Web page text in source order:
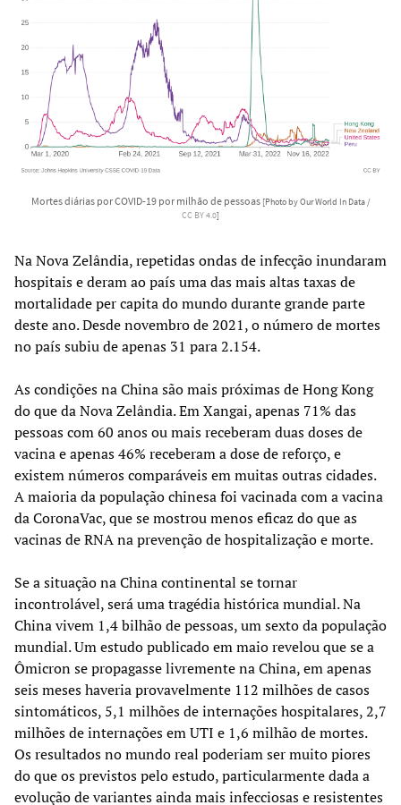
Mortes diárias por COVID-19 por milhão de pessoas [Photo by Our World In Data /
CC BY 4.0]
Na Nova Zelândia, repetidas ondas de infecção inundaram
hospitais e deram ao país uma das mais altas taxas de
mortalidade per capita do mundo durante grande parte
deste ano. Desde novembro de 2021, o número de mortes
no país subiu de apenas 31 para 2.154.
As condições na China são mais próximas de Hong Kong
do que da Nova Zelândia. Em Xangai, apenas 71% das
pessoas com 60 anos ou mais receberam duas doses de
vacina e apenas 46% receberam a dose de reforço, e
existem números comparáveis em muitas outras cidades.
A maioria da população chinesa foi vacinada com a vacina
da CoronaVac, que se mostrou menos eficaz do que as
vacinas de RNA na prevenção de hospitalização e morte.
Se a situação na China continental se tornar
incontrolável, será uma tragédia histórica mundial. Na
China vivem 1,4 bilhão de pessoas, um sexto da população
mundial. Um estudo publicado em maio revelou que se a
Ômicron se propagasse livremente na China, em apenas
seis meses haveria provavelmente 112 milhões de casos
sintomáticos, 5,1 milhões de internações hospitalares, 2,7
milhões de internações em UTI e 1,6 milhão de mortes.
Os resultados no mundo real poderiam ser muito piores
do que os previstos pelo estudo, particularmente dada a
evolução de variantes ainda mais infecciosas e resistentes